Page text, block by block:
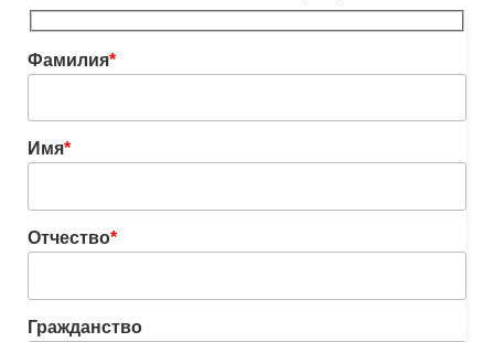
Фамилия*
Имя*
Отчество*
Гражданство